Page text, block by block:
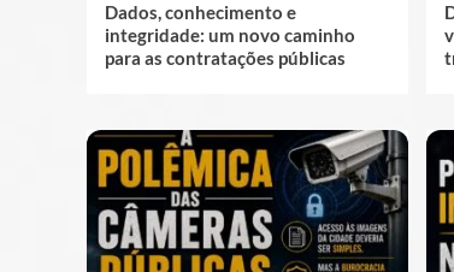
Dados, conhecimento e
integridade: um novo caminho
para as contratações públicas